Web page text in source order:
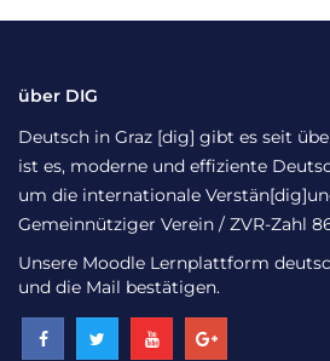
über DIG
Deutsch in Graz [dig] gibt es seit
ist es, moderne und effiziente
um die internationale
Gemeinnütziger Verein / ZVR-Zahl
Unsere Moodle Lernplattform
und die Mail bestätigen.